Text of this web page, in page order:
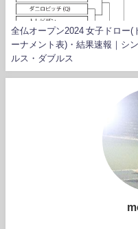
全仏オープン2024 女子ドロー(
ーナメント表)・結果速報｜シ
ルス・ダブルス